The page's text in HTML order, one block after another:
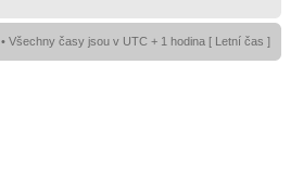
• Všechny časy jsou v UTC + 1 hodina [ Letní čas ]